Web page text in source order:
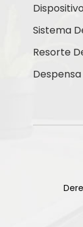
Sistema
Resorte